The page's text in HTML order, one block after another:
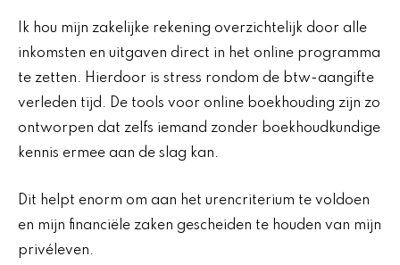
Ik hou mijn zakelijke rekening overzichtelijk door alle
inkomsten en uitgaven direct in het online programma
te zetten. Hierdoor is stress rondom de btw-aangifte
verleden tijd. De tools voor online boekhouding zijn zo
ontworpen dat zelfs iemand zonder boekhoudkundige
kennis ermee aan de slag kan.
Dit helpt enorm om aan het urencriterium te voldoen
en mijn financiële zaken gescheiden te houden van mijn
privéleven.